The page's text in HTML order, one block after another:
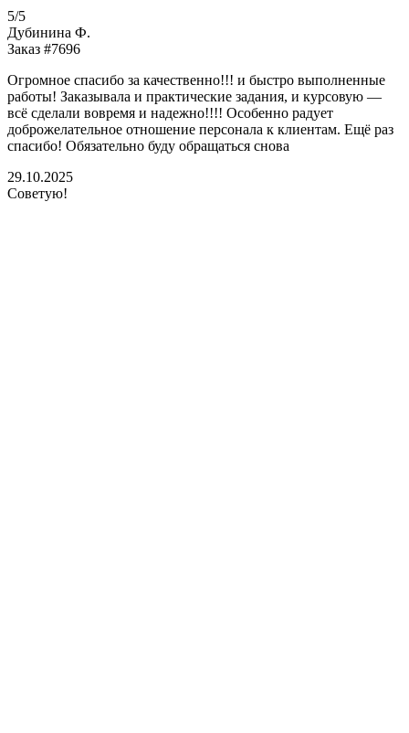
5/5
Дубинина Ф.
Заказ #7696
Огромное спасибо за качественно!!! и быстро выполненные
работы! Заказывала и практические задания, и курсовую —
всё сделали вовремя и надежно!!!! Особенно радует
доброжелательное отношение персонала к клиентам. Ещё раз
спасибо! Обязательно буду обращаться снова
29.10.2025
Советую!